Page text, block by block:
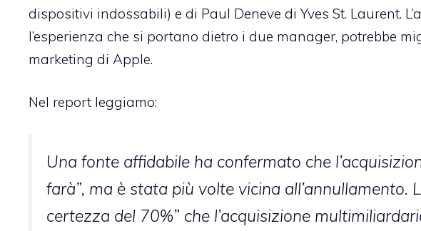
dispositivi indossabili) e di Paul Deneve di Yves St. Laurent.
l’esperienza che si portano dietro i due manager, potrebbe
marketing di Apple.
Nel report leggiamo:
Una fonte affidabile ha confermato che
farà”, ma è stata più volte vicina all’annullamento.
certezza del 70%” che l’acquisizione